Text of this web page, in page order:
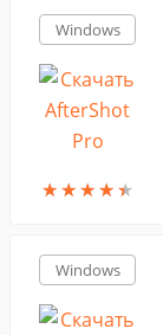
Windows
★★★★★
★★★★★
Windows